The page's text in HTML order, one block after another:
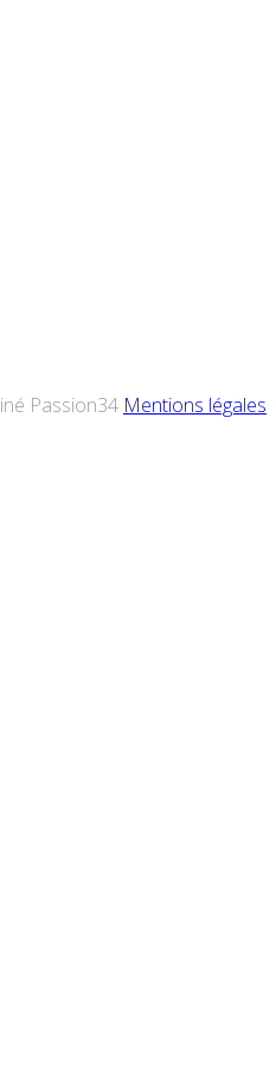
Passion34 Mentions légales